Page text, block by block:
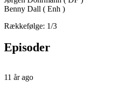
Benny Dall ( Enh )
Rækkefølge: 1/3
Episoder
11 år ago